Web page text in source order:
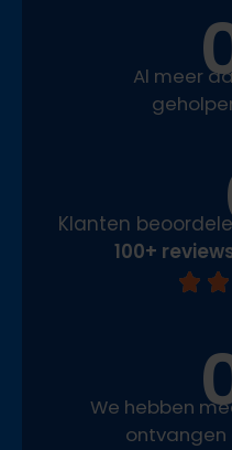
Al meer
Klanten
100+
We hebben
ontvangen